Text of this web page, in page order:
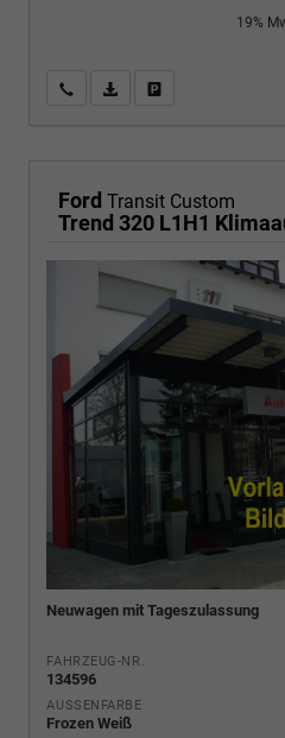
19%
Wir rufen Sie anPDF-Fahrzeugexposé
Ford Transit Custom
Neuwagen mit Tageszulassung
FAHRZEUG-NR.
134596
AUSSENFARBE
Frozen Weiß